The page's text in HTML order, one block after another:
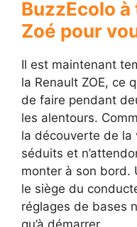
BuzzEcolo
Zoé pour
Il est maintenant
la Renault ZOE, ce
de faire pendant
les alentours.
la découverte de la
séduits et
monter à son bord.
le siège du
réglages de bases